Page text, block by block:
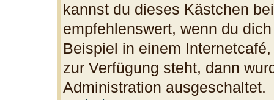
kannst du dieses Kästchen
empfehlenswert, wenn du
Beispiel in einem
zur Verfügung steht, dann
Administration ausgeschaltet.